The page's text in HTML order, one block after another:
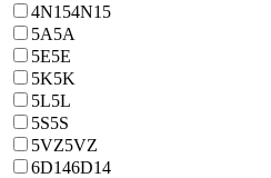
4N154N15
5A5A
5E5E
5K5K
5L5L
5S5S
5VZ5VZ
6D146D14